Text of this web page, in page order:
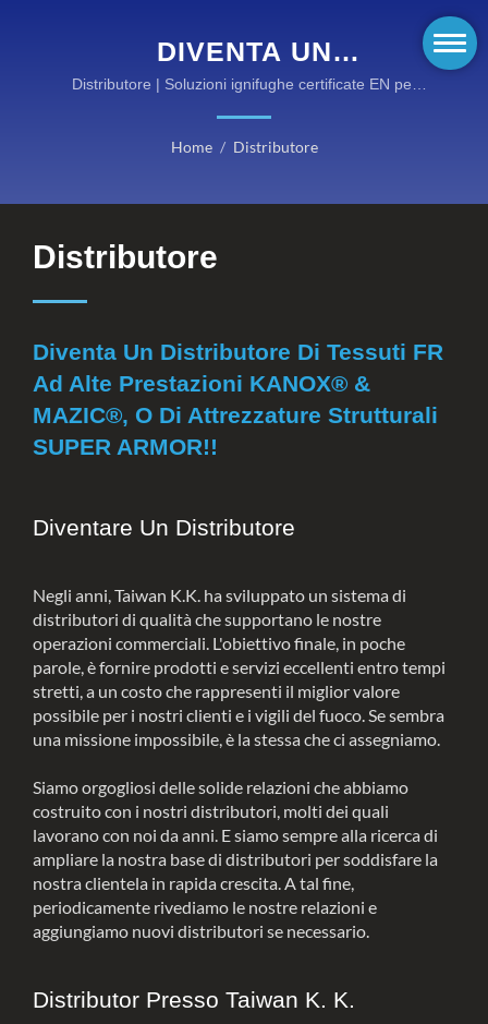
DIVENTA UN
DISTRIBUTORE DI
TESSUTI FR AD ALTE
MAZIC®, O DI
ATTREZZATURE
EQUIPAGGIAMENTO
ANTINCENDIO AD ALTE
PRESTAZIONI DI
Distributore | Soluzioni ignifughe certificate EN per
Home / Distributore
Distributore
Diventa Un Distributore Di Tessuti FR
Ad Alte Prestazioni KANOX® &
MAZIC®, O Di Attrezzature Strutturali
SUPER ARMOR!!
Diventare Un Distributore
Negli anni, Taiwan K.K. ha sviluppato un sistema di
distributori di qualità che supportano le nostre
operazioni commerciali. L'obiettivo finale, in poche
parole, è fornire prodotti e servizi eccellenti entro tempi
stretti, a un costo che rappresenti il miglior valore
possibile per i nostri clienti e i vigili del fuoco. Se sembra
una missione impossibile, è la stessa che ci assegniamo.
Siamo orgogliosi delle solide relazioni che abbiamo
costruito con i nostri distributori, molti dei quali
lavorano con noi da anni. E siamo sempre alla ricerca di
ampliare la nostra base di distributori per soddisfare la
nostra clientela in rapida crescita. A tal fine,
periodicamente rivediamo le nostre relazioni e
aggiungiamo nuovi distributori se necessario.
Distributor Presso Taiwan K. K.